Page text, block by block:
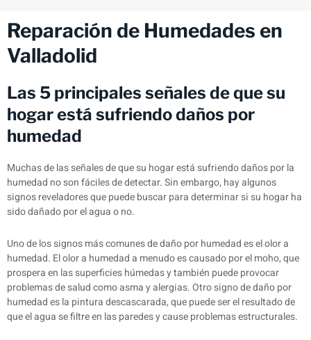
Reparación de Humedades en
Valladolid
Las 5 principales señales de que su
hogar está sufriendo daños por
humedad
Muchas de las señales de que su hogar está sufriendo daños por la
humedad no son fáciles de detectar. Sin embargo, hay algunos
signos reveladores que puede buscar para determinar si su hogar ha
sido dañado por el agua o no.
Uno de los signos más comunes de daño por humedad es el olor a
humedad. El olor a humedad a menudo es causado por el moho, que
prospera en las superficies húmedas y también puede provocar
problemas de salud como asma y alergias. Otro signo de daño por
humedad es la pintura descascarada, que puede ser el resultado de
que el agua se filtre en las paredes y cause problemas estructurales.